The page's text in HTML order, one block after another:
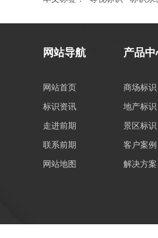
网站导航
网站首页
标识资讯
走进前期
联系前期
网站地图
产品中
商场标识
地产标识
景区标识
客户案例
解决方案